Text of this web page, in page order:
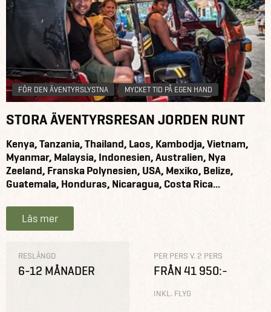
FÖR DEN ÄVENTYRSLYSTNA MYCKET TID PÅ EGEN HAND
STORA ÄVENTYRSRESAN JORDEN RUNT
Kenya, Tanzania, Thailand, Laos, Kambodja, Vietnam,
Myanmar, Malaysia, Indonesien, Australien, Nya
Zeeland, Franska Polynesien, USA, Mexiko, Belize,
Guatemala, Honduras, Nicaragua, Costa Rica...
Läs mer
RESLÄNGD
6-12 MÅNADER
PER PERS V. 2 PERS
FRÅN 41 950:-
INKL. FLYG